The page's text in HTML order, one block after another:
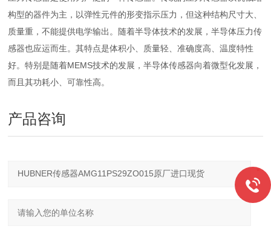
构型的器件为主，以弹性元件的形变指示压力，但这种结构尺寸大、
质量重，不能提供电学输出。随着半导体技术的发展，半导体压力传
感器也应运而生。其特点是体积小、质量轻、准确度高、温度特性
好。特别是随着MEMS技术的发展，半导体传感器向着微型化发展，
而且其功耗小、可靠性高。
产品咨询